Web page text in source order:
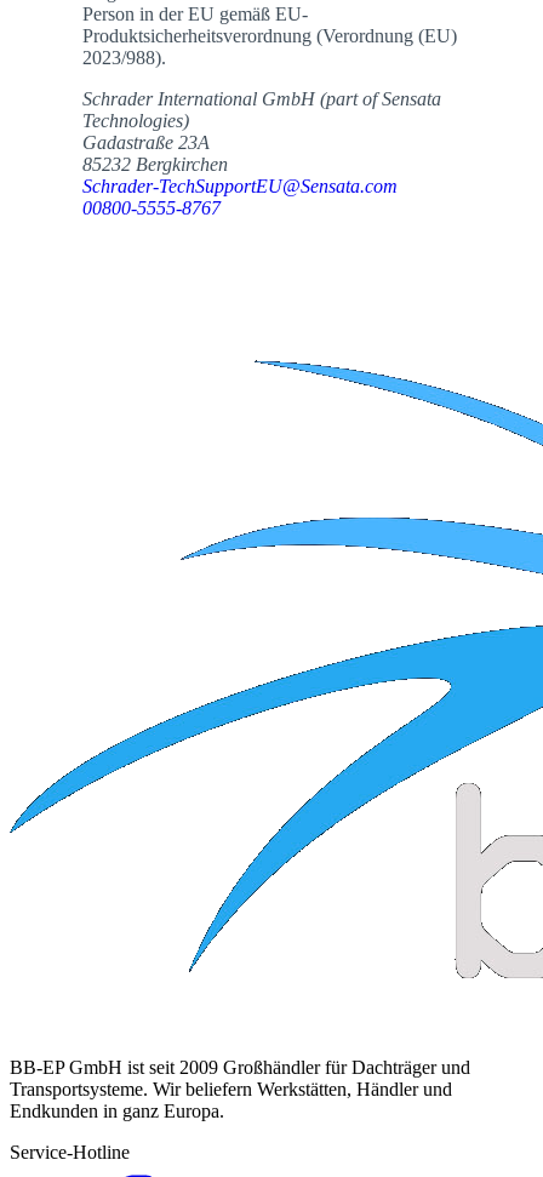
Person in der EU gemäß EU-
Produktsicherheitsverordnung (Verordnung (EU)
2023/988).
Schrader International GmbH (part of Sensata
Technologies)
Gadastraße 23A
85232 Bergkirchen
Schrader-TechSupportEU@Sensata.com
00800-5555-8767
BB-EP GmbH ist seit 2009 Großhändler für Dachträger und
Transportsysteme. Wir beliefern Werkstätten, Händler und
Endkunden in ganz Europa.
Service-Hotline